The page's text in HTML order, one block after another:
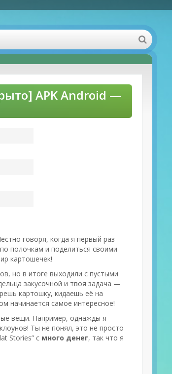
APK Android —
говоря, когда я первый раз
полочкам и поделиться своими
картошечек!
но в итоге выходили с пустыми
закусочной и твоя задача —
картошку, кидаешь её на
начинается самое интересное!
вещи. Например, однажды я
Ты не понял, это не просто
Stories” с много денег, так что я